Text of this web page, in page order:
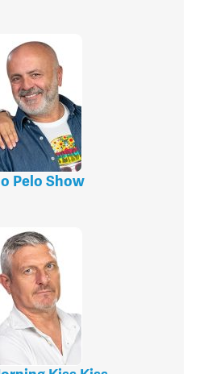
Pelo Show